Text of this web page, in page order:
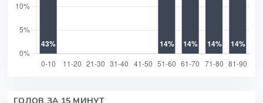
ГОЛОВ ЗА 15 МИНУТ